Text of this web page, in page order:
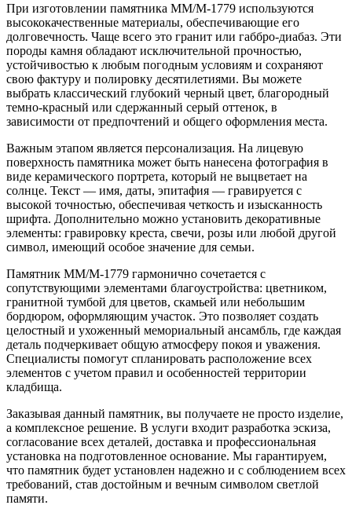
При изготовлении памятника ММ/M-1779 используются
высококачественные материалы, обеспечивающие его
долговечность. Чаще всего это гранит или габбро-диабаз. Эти
породы камня обладают исключительной прочностью,
устойчивостью к любым погодным условиям и сохраняют
свою фактуру и полировку десятилетиями. Вы можете
выбрать классический глубокий черный цвет, благородный
темно-красный или сдержанный серый оттенок, в
зависимости от предпочтений и общего оформления места.
Важным этапом является персонализация. На лицевую
поверхность памятника может быть нанесена фотография в
виде керамического портрета, который не выцветает на
солнце. Текст — имя, даты, эпитафия — гравируется с
высокой точностью, обеспечивая четкость и изысканность
шрифта. Дополнительно можно установить декоративные
элементы: гравировку креста, свечи, розы или любой другой
символ, имеющий особое значение для семьи.
Памятник ММ/M-1779 гармонично сочетается с
сопутствующими элементами благоустройства: цветником,
гранитной тумбой для цветов, скамьей или небольшим
бордюром, оформляющим участок. Это позволяет создать
целостный и ухоженный мемориальный ансамбль, где каждая
деталь подчеркивает общую атмосферу покоя и уважения.
Специалисты помогут спланировать расположение всех
элементов с учетом правил и особенностей территории
кладбища.
Заказывая данный памятник, вы получаете не просто изделие,
а комплексное решение. В услуги входит разработка эскиза,
согласование всех деталей, доставка и профессиональная
установка на подготовленное основание. Мы гарантируем,
что памятник будет установлен надежно и с соблюдением всех
требований, став достойным и вечным символом светлой
памяти.